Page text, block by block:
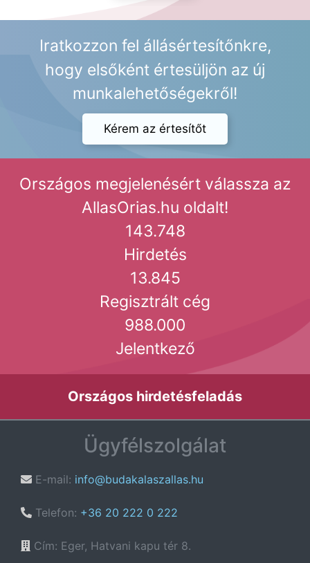
Iratkozzon fel állásértesítőnkre,
hogy elsőként értesüljön az új
munkalehetőségekről!
Kérem az értesítőt
Országos megjelenésért válassza az
AllasOrias.hu oldalt!
143.748
Hirdetés
13.845
Regisztrált cég
988.000
Jelentkező
Országos hirdetésfeladás
Ügyfélszolgálat
E-mail: info@budakalaszallas.hu
Telefon: +36 20 222 0 222
Cím: Eger, Hatvani kapu tér 8.